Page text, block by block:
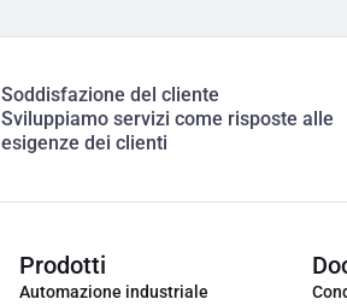
Soddisfazione del cliente
Sviluppiamo servizi come risposte alle
esigenze dei clienti
Prodotti
Automazione industriale